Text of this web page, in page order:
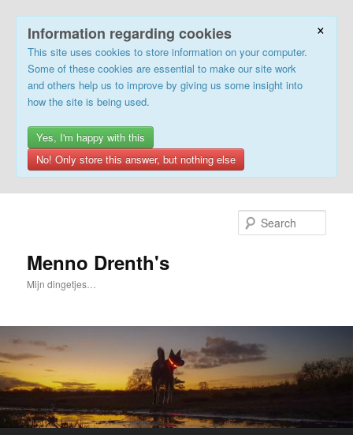
×
Information regarding cookies
This site uses cookies to store information on your computer.
Some of these cookies are essential to make our site work
and others help us to improve by giving us some insight into
how the site is being used.
Yes, I'm happy with this
No! Only store this answer, but nothing else
Menno Drenth's
Mijn dingetjes…